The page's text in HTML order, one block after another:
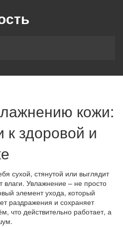
кожи:
к здоровой и
сухой, стянутой или выглядит
влаги. Увлажнение – не просто
элемент ухода, который
раздражения и сохраняет
что действительно работает, а